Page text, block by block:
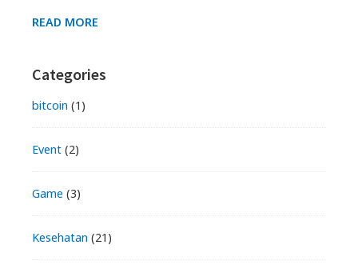
READ MORE
LAMBUNG
Primary
Sidebar
Categories
bitcoin (1)
Event (2)
Game (3)
Kesehatan (21)